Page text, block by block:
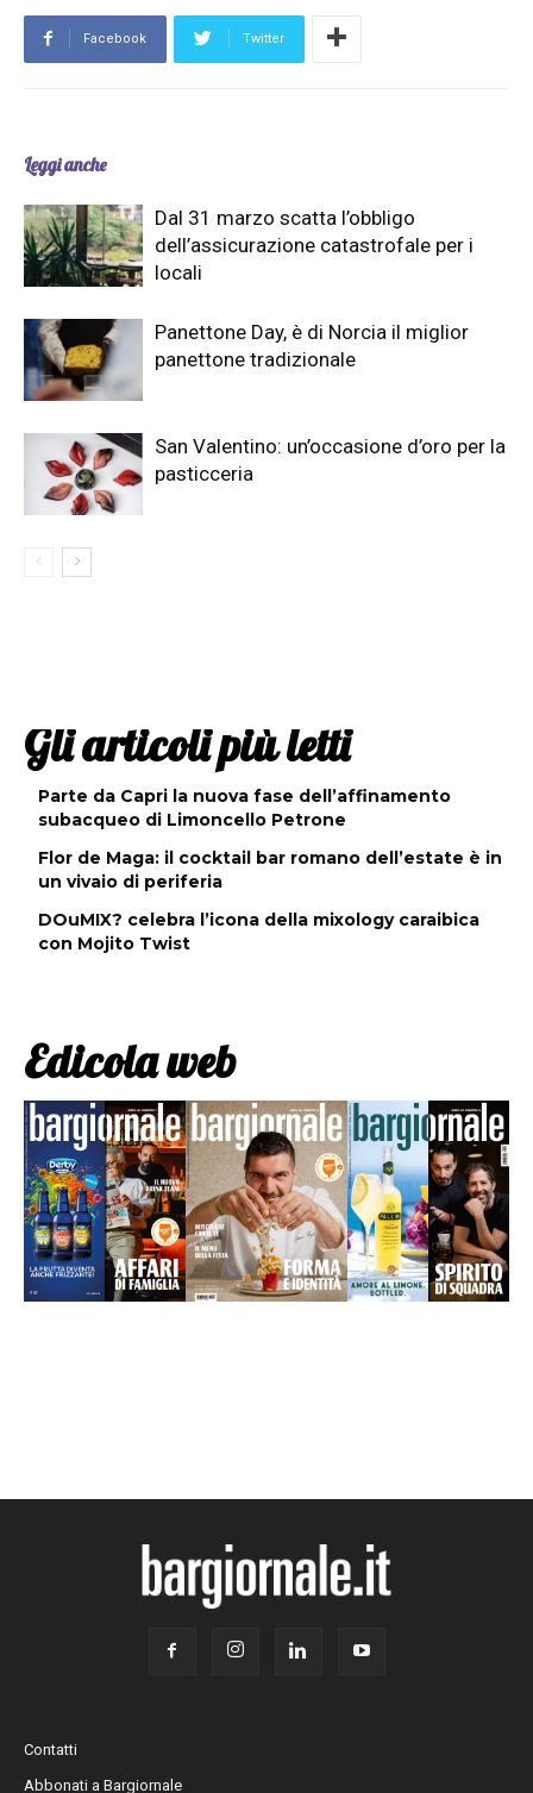
Facebook Twitter
Leggi anche
Dal 31 marzo scatta l’obbligo
dell’assicurazione catastrofale per i
locali
Panettone Day, è di Norcia il miglior
panettone tradizionale
San Valentino: un’occasione d’oro per la
pasticceria
Gli articoli più letti
Parte da Capri la nuova fase dell’affinamento
subacqueo di Limoncello Petrone
Flor de Maga: il cocktail bar romano dell’estate è in
un vivaio di periferia
DOuMIX? celebra l’icona della mixology caraibica
con Mojito Twist
Edicola web
Contatti
Abbonati a Bargiornale